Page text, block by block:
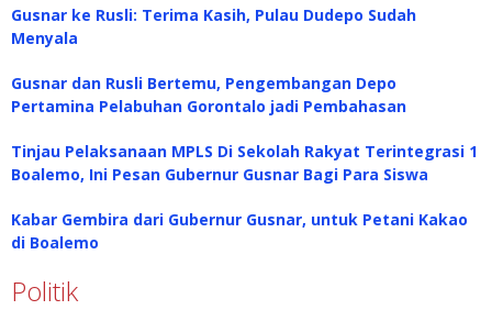
Gusnar ke Rusli: Terima Kasih, Pulau Dudepo Sudah
Menyala
Gusnar dan Rusli Bertemu, Pengembangan Depo
Pertamina Pelabuhan Gorontalo jadi Pembahasan
Tinjau Pelaksanaan MPLS Di Sekolah Rakyat Terintegrasi 1
Boalemo, Ini Pesan Gubernur Gusnar Bagi Para Siswa
Kabar Gembira dari Gubernur Gusnar, untuk Petani Kakao
di Boalemo
Politik